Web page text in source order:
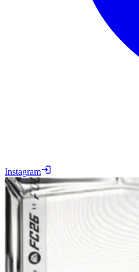
Instagram